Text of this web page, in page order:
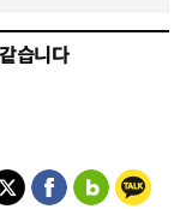
습니다